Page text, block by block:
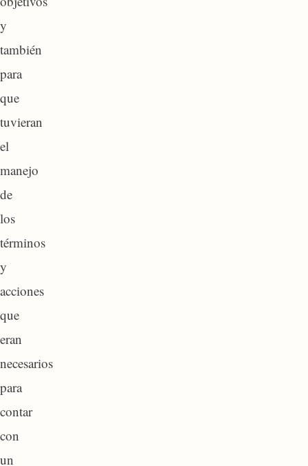
y
también
para
que
tuvieran
el
manejo
de
los
términos
y
acciones
que
eran
necesarios
para
contar
con
un